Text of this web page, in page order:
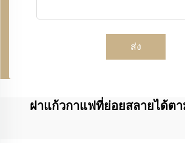
ส่ง
ฝาแก้วกาแฟที่ย่อยสลายได้ต